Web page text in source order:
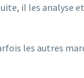
il les analyse
les autres